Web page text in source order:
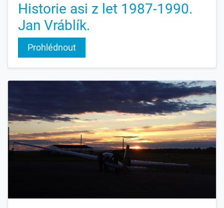
Historie asi z let 1987-1990.
Jan Vráblík.
Prohlédnout